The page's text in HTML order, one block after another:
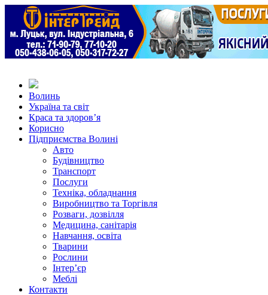
Волинь
Україна та світ
Краса та здоров’я
Корисно
Підприємства Волині
Авто
Будівництво
Транспорт
Послуги
Техніка, обладнання
Виробництво та Торгівля
Розваги, дозвілля
Медицина, санітарія
Навчання, освіта
Тварини
Рослини
Інтер’єр
Меблі
Контакти